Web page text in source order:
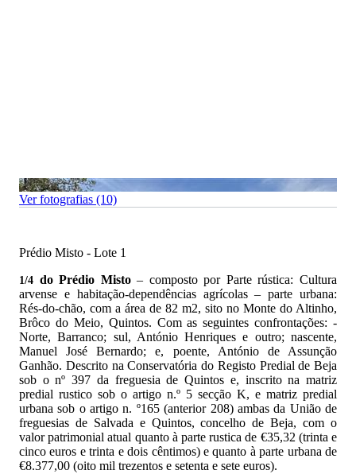
Ver fotografias (10)
Prédio Misto - Lote 1
­­1/4 do Prédio Misto– composto por Parte rústica: Cultura
arvense e habitação-dependências agrícolas – parte urbana:
Rés-do-chão, com a área de 82 m2, sito no Monte do Altinho,
Brôco do Meio, Quintos. Com as seguintes confrontações: -
Norte, Barranco; sul, António Henriques e outro; nascente,
Manuel José Bernardo; e, poente, António de Assunção
Ganhão. Descrito na Conservatória do Registo Predial de Beja
sob o nº 397 da freguesia de Quintos e, inscrito na matriz
predial rustico sob o artigo n.º 5 secção K, e matriz predial
urbana sob o artigo n. º165 (anterior 208) ambas da União de
freguesias de Salvada e Quintos, concelho de Beja, com o
valor patrimonial atual quanto à parte rustica de €35,32 (trinta e
cinco euros e trinta e dois cêntimos) e quanto à parte urbana de
€8.377,00 (oito mil trezentos e setenta e sete euros).